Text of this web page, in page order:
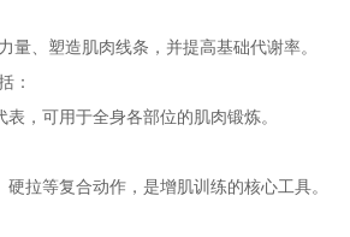
量、塑造肌肉线条，并提高基础代谢率。
：
，可用于全身各部位的肌肉锻炼。
拉等复合动作，是增肌训练的核心工具。